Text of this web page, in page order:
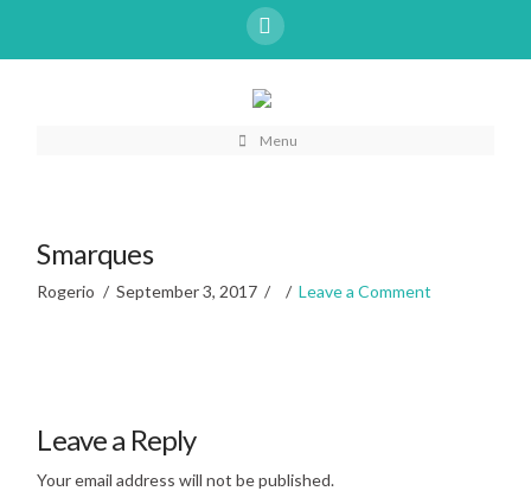
Menu
Smarques
Rogerio September 3, 2017 Leave a Comment
Leave a Reply
Your email address will not be published.